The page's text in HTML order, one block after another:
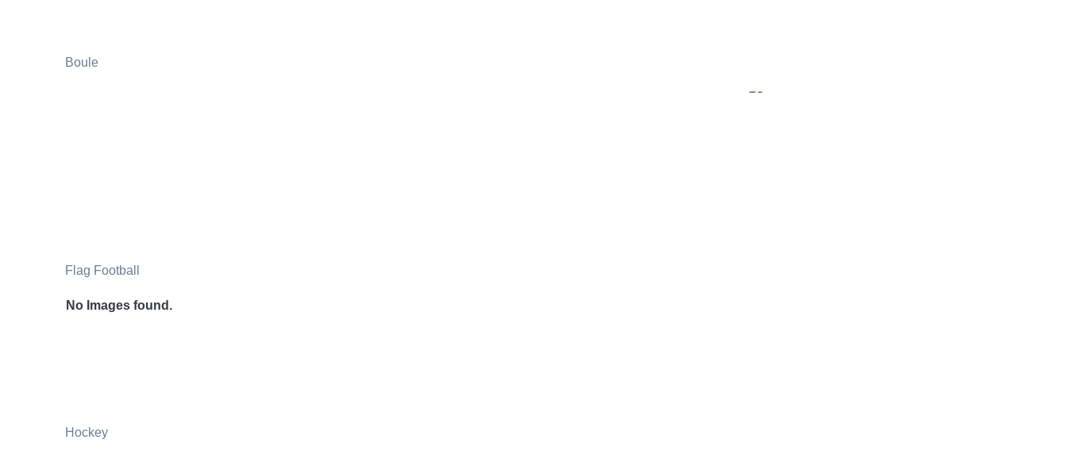
Boule
Flag Football
No Images found.
Hockey